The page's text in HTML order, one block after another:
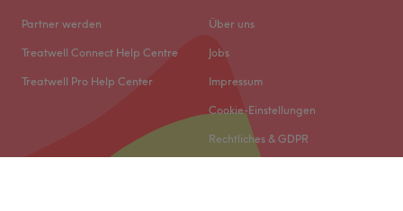
Partner werden
Treatwell Connect Help Centre
Treatwell Pro Help Center
Über uns
Jobs
Impressum
Cookie-Einstellungen
Rechtliches & GDPR